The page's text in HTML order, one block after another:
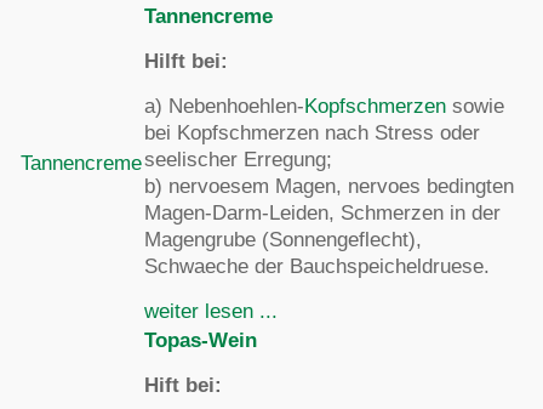
Tannencreme
Tannencreme
Hilft bei:
a) Nebenhoehlen-Kopfschmerzen sowie
bei Kopfschmerzen nach Stress oder
seelischer Erregung;
b) nervoesem Magen, nervoes bedingten
Magen-Darm-Leiden, Schmerzen in der
Magengrube (Sonnengeflecht),
Schwaeche der Bauchspeicheldruese.
weiter lesen ...
Topas-Wein
Hift bei: